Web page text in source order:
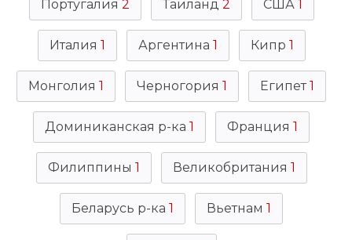
Португалия 2 Таиланд 2 США 1
Италия 1 Аргентина 1 Кипр 1
Монголия 1 Черногория 1 Египет1
Доминиканская р-ка 1 Франция 1
Филиппины 1 Великобритания 1
Беларусь р-ка 1 Вьетнам 1